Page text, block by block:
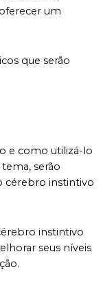
um
que serão
e como utilizá-lo
serão
cérebro instintivo
instintivo
seus níveis